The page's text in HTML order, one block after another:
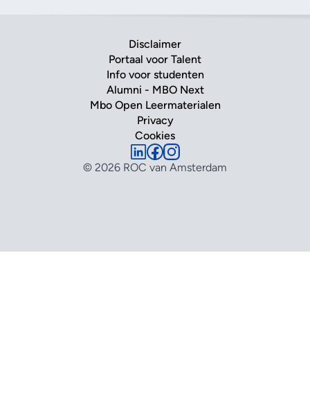
Disclaimer
Portaal voor Talent
Info voor studenten
Alumni - MBO Next
Mbo Open Leermaterialen
Privacy
Cookies
© 2026 ROC van Amsterdam